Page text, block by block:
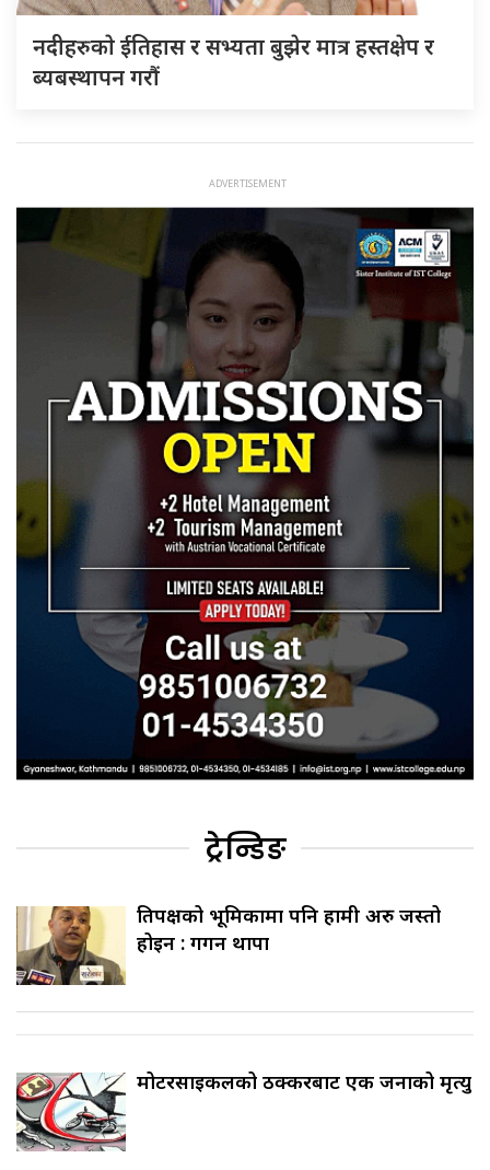
नदीहरुकाे ईतिहास र सभ्यता बुझेर मात्र हस्तक्षेप र
ब्यबस्थापन गराैं
ट्रेन्डिङ
प्रतिपक्षको भूमिकामा पनि हामी अरु जस्तो
होइन : गगन थापा
मोटरसाइकलको ठक्करबाट एक जनाको मृत्यु